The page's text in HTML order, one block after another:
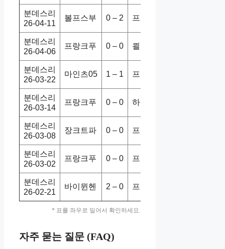
분데스리
26-04-11
볼프스부 0 – 2 프랑크푸
분데스리
26-04-06
프랑크푸 0 – 0 쾰른
분데스리
26-03-22
마인츠05 1 – 1 프랑크푸
분데스리
26-03-14
프랑크푸 0 – 0 하이덴하
분데스리
26-03-08
장크트파 0 – 0 프랑크푸
분데스리
26-03-02
프랑크푸 0 – 0 프라이부
분데스리
26-02-21
바이뮌헨 2 – 0 프랑크푸
* 표를 좌우로 밀어서 확인하세요.
자주 묻는 질문 (FAQ)